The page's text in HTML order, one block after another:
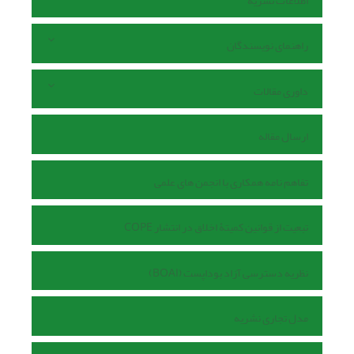
راهنمای نویسندگان
داوری مقالات
ارسال مقاله
تفاهم نامه همکاری با انجمن های علمی
تبعیت از قوانین کمیتۀ اخلاق در انتشار COPE
نظریه دسترسی آزاد بوداپست (BOAI)
مدل تجاری نشریه